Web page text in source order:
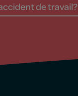
de travail?